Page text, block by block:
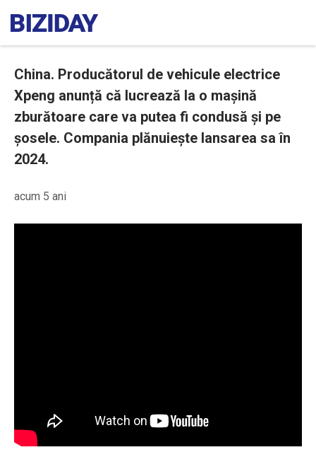
China. Producătorul de vehicule electrice
Xpeng anunță că lucrează la o mașină
zburătoare care va putea fi condusă și pe
șosele. Compania plănuiește lansarea sa în
2024.
acum 5 ani